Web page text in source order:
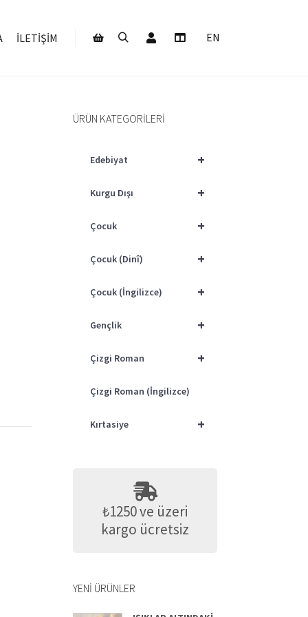
İLETIŞIM Hesabım EN
ÜRÜN KATEGORILERI
+
Edebiyat
+
Kurgu Dışı
+
Çocuk
+
Çocuk (Dinî)
+
Çocuk (İngilizce)
+
Gençlik
+
Çizgi Roman
Çizgi Roman (İngilizce)
+
Kırtasiye
₺1250 ve üzeri
kargo ücretsiz
YENI ÜRÜNLER